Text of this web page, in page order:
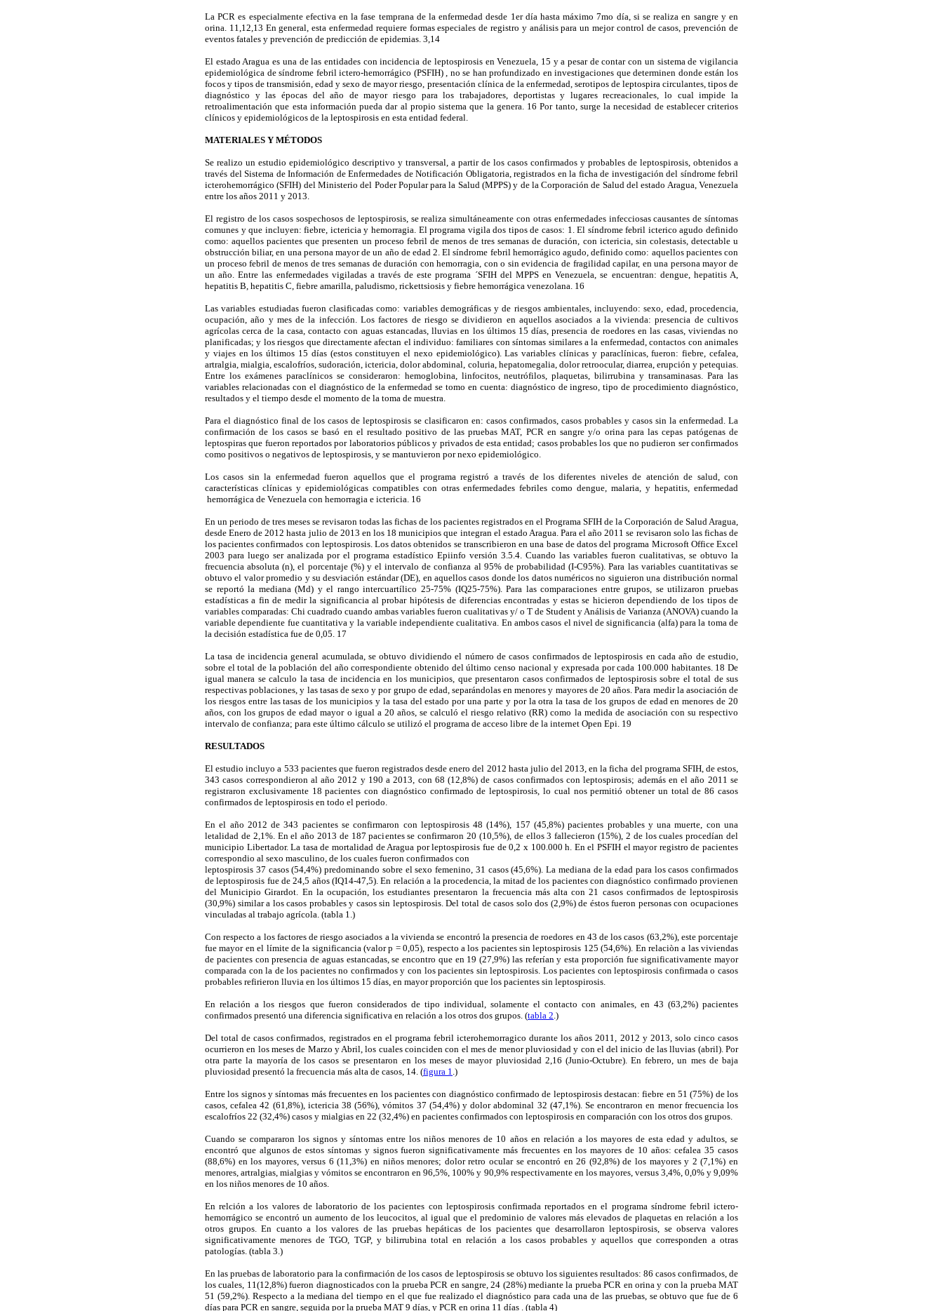
La PCR es especialmente efectiva en la fase temprana de la enfermedad desde 1er día hasta máximo 7mo día, si se realiza en sangre y en
orina. 11,12,13 En general, esta enfermedad requiere formas especiales de registro y análisis para un mejor control de casos, prevención de
eventos fatales y prevención de predicción de epidemias. 3,14
El estado Aragua es una de las entidades con incidencia de leptospirosis en Venezuela, 15 y a pesar de contar con un sistema de vigilancia
epidemiológica de síndrome febril ictero-hemorrágico (PSFIH) , no se han profundizado en investigaciones que determinen donde están los
focos y tipos de transmisión, edad y sexo de mayor riesgo, presentación clínica de la enfermedad, serotipos de leptospira circulantes, tipos de
diagnóstico y las épocas del año de mayor riesgo para los trabajadores, deportistas y lugares recreacionales, lo cual impide la
retroalimentación que esta información pueda dar al propio sistema que la genera. 16 Por tanto, surge la necesidad de establecer criterios
clínicos y epidemiológicos de la leptospirosis en esta entidad federal.
MATERIALES Y MÉTODOS
Se realizo un estudio epidemiológico descriptivo y transversal, a partir de los casos confirmados y probables de leptospirosis, obtenidos a
través del Sistema de Información de Enfermedades de Notificación Obligatoria, registrados en la ficha de investigación del síndrome febril
icterohemorrágico (SFIH) del Ministerio del Poder Popular para la Salud (MPPS) y de la Corporación de Salud del estado Aragua, Venezuela
entre los años 2011 y 2013.
El registro de los casos sospechosos de leptospirosis, se realiza simultáneamente con otras enfermedades infecciosas causantes de síntomas
comunes y que incluyen: fiebre, ictericia y hemorragia. El programa vigila dos tipos de casos: 1. El síndrome febril icterico agudo definido
como: aquellos pacientes que presenten un proceso febril de menos de tres semanas de duración, con ictericia, sin colestasis, detectable u
obstrucción biliar, en una persona mayor de un año de edad 2. El síndrome febril hemorrágico agudo, definido como: aquellos pacientes con
un proceso febril de menos de tres semanas de duración con hemorragia, con o sin evidencia de fragilidad capilar, en una persona mayor de
un año. Entre las enfermedades vigiladas a través de este programa ´SFIH del MPPS en Venezuela, se encuentran: dengue, hepatitis A,
hepatitis B, hepatitis C, fiebre amarilla, paludismo, rickettsiosis y fiebre hemorrágica venezolana. 16
Las variables estudiadas fueron clasificadas como: variables demográficas y de riesgos ambientales, incluyendo: sexo, edad, procedencia,
ocupación, año y mes de la infección. Los factores de riesgo se dividieron en aquellos asociados a la vivienda: presencia de cultivos
agrícolas cerca de la casa, contacto con aguas estancadas, lluvias en los últimos 15 días, presencia de roedores en las casas, viviendas no
planificadas; y los riesgos que directamente afectan el individuo: familiares con síntomas similares a la enfermedad, contactos con animales
y viajes en los últimos 15 días (estos constituyen el nexo epidemiológico). Las variables clínicas y paraclínicas, fueron: fiebre, cefalea,
artralgia, mialgia, escalofríos, sudoración, ictericia, dolor abdominal, coluria, hepatomegalia, dolor retroocular, diarrea, erupción y petequias.
Entre los exámenes paraclínicos se consideraron: hemoglobina, linfocitos, neutrófilos, plaquetas, bilirrubina y transaminasas. Para las
variables relacionadas con el diagnóstico de la enfermedad se tomo en cuenta: diagnóstico de ingreso, tipo de procedimiento diagnóstico,
resultados y el tiempo desde el momento de la toma de muestra.
Para el diagnóstico final de los casos de leptospirosis se clasificaron en: casos confirmados, casos probables y casos sin la enfermedad. La
confirmación de los casos se basó en el resultado positivo de las pruebas MAT, PCR en sangre y/o orina para las cepas patógenas de
leptospiras que fueron reportados por laboratorios públicos y privados de esta entidad; casos probables los que no pudieron ser confirmados
como positivos o negativos de leptospirosis, y se mantuvieron por nexo epidemiológico.
Los casos sin la enfermedad fueron aquellos que el programa registró a través de los diferentes niveles de atención de salud, con
características clínicas y epidemiológicas compatibles con otras enfermedades febriles como dengue, malaria, y hepatitis, enfermedad
hemorrágica de Venezuela con hemorragia e ictericia. 16
En un periodo de tres meses se revisaron todas las fichas de los pacientes registrados en el Programa SFIH de la Corporación de Salud Aragua,
desde Enero de 2012 hasta julio de 2013 en los 18 municipios que integran el estado Aragua. Para el año 2011 se revisaron solo las fichas de
los pacientes confirmados con leptospirosis. Los datos obtenidos se transcribieron en una base de datos del programa Microsoft Office Excel
2003 para luego ser analizada por el programa estadístico Epiinfo versión 3.5.4. Cuando las variables fueron cualitativas, se obtuvo la
frecuencia absoluta (n), el porcentaje (%) y el intervalo de confianza al 95% de probabilidad (I-C95%). Para las variables cuantitativas se
obtuvo el valor promedio y su desviación estándar (DE), en aquellos casos donde los datos numéricos no siguieron una distribución normal
se reportó la mediana (Md) y el rango intercuartílico 25-75% (IQ25-75%). Para las comparaciones entre grupos, se utilizaron pruebas
estadísticas a fin de medir la significancia al probar hipótesis de diferencias encontradas y estas se hicieron dependiendo de los tipos de
variables comparadas: Chi cuadrado cuando ambas variables fueron cualitativas y/ o T de Student y Análisis de Varianza (ANOVA) cuando la
variable dependiente fue cuantitativa y la variable independiente cualitativa. En ambos casos el nivel de significancia (alfa) para la toma de
la decisión estadística fue de 0,05. 17
La tasa de incidencia general acumulada, se obtuvo dividiendo el número de casos confirmados de leptospirosis en cada año de estudio,
sobre el total de la población del año correspondiente obtenido del último censo nacional y expresada por cada 100.000 habitantes. 18 De
igual manera se calculo la tasa de incidencia en los municipios, que presentaron casos confirmados de leptospirosis sobre el total de sus
respectivas poblaciones, y las tasas de sexo y por grupo de edad, separándolas en menores y mayores de 20 años. Para medir la asociación de
los riesgos entre las tasas de los municipios y la tasa del estado por una parte y por la otra la tasa de los grupos de edad en menores de 20
años, con los grupos de edad mayor o igual a 20 años, se calculó el riesgo relativo (RR) como la medida de asociación con su respectivo
intervalo de confianza; para este último cálculo se utilizó el programa de acceso libre de la internet Open Epi. 19
RESULTADOS
El estudio incluyo a 533 pacientes que fueron registrados desde enero del 2012 hasta julio del 2013, en la ficha del programa SFIH, de estos,
343 casos correspondieron al año 2012 y 190 a 2013, con 68 (12,8%) de casos confirmados con leptospirosis; además en el año 2011 se
registraron exclusivamente 18 pacientes con diagnóstico confirmado de leptospirosis, lo cual nos permitió obtener un total de 86 casos
confirmados de leptospirosis en todo el periodo.
En el año 2012 de 343 pacientes se confirmaron con leptospirosis 48 (14%), 157 (45,8%) pacientes probables y una muerte, con una
letalidad de 2,1%. En el año 2013 de 187 pacientes se confirmaron 20 (10,5%), de ellos 3 fallecieron (15%), 2 de los cuales procedían del
municipio Libertador. La tasa de mortalidad de Aragua por leptospirosis fue de 0,2 x 100.000 h. En el PSFIH el mayor registro de pacientes
correspondio al sexo masculino, de los cuales fueron confirmados con
leptospirosis 37 casos (54,4%) predominando sobre el sexo femenino, 31 casos (45,6%). La mediana de la edad para los casos confirmados
de leptospirosis fue de 24,5 años (IQ14-47,5). En relación a la procedencia, la mitad de los pacientes con diagnóstico confirmado provienen
del Municipio Girardot. En la ocupación, los estudiantes presentaron la frecuencia más alta con 21 casos confirmados de leptospirosis
(30,9%) similar a los casos probables y casos sin leptospirosis. Del total de casos solo dos (2,9%) de éstos fueron personas con ocupaciones
vinculadas al trabajo agrícola. (tabla 1.)
Con respecto a los factores de riesgo asociados a la vivienda se encontró la presencia de roedores en 43 de los casos (63,2%), este porcentaje
fue mayor en el límite de la significancia (valor p = 0,05), respecto a los pacientes sin leptospirosis 125 (54,6%). En relaciòn a las viviendas
de pacientes con presencia de aguas estancadas, se encontro que en 19 (27,9%) las referían y esta proporción fue significativamente mayor
comparada con la de los pacientes no confirmados y con los pacientes sin leptospirosis. Los pacientes con leptospirosis confirmada o casos
probables refirieron lluvia en los últimos 15 días, en mayor proporción que los pacientes sin leptospirosis.
En relación a los riesgos que fueron considerados de tipo individual, solamente el contacto con animales, en 43 (63,2%) pacientes
confirmados presentó una diferencia significativa en relación a los otros dos grupos. (tabla 2 .)
Del total de casos confirmados, registrados en el programa febril icterohemorragico durante los años 2011, 2012 y 2013, solo cinco casos
ocurrieron en los meses de Marzo y Abril, los cuales coinciden con el mes de menor pluviosidad y con el del inicio de las lluvias (abril). Por
otra parte la mayoría de los casos se presentaron en los meses de mayor pluviosidad 2,16 (Junio-Octubre). En febrero, un mes de baja
pluviosidad presentó la frecuencia más alta de casos, 14. (figura 1 .)
Entre los signos y síntomas más frecuentes en los pacientes con diagnóstico confirmado de leptospirosis destacan: fiebre en 51 (75%) de los
casos, cefalea 42 (61,8%), ictericia 38 (56%), vómitos 37 (54,4%) y dolor abdominal 32 (47,1%). Se encontraron en menor frecuencia los
escalofríos 22 (32,4%) casos y mialgias en 22 (32,4%) en pacientes confirmados con leptospirosis en comparación con los otros dos grupos.
Cuando se compararon los signos y síntomas entre los niños menores de 10 años en relación a los mayores de esta edad y adultos, se
encontró que algunos de estos síntomas y signos fueron significativamente más frecuentes en los mayores de 10 años: cefalea 35 casos
(88,6%) en los mayores, versus 6 (11,3%) en niños menores; dolor retro ocular se encontró en 26 (92,8%) de los mayores y 2 (7,1%) en
menores, artralgias, mialgias y vómitos se encontraron en 96,5%, 100% y 90,9% respectivamente en los mayores, versus 3,4%, 0,0% y 9,09%
en los niños menores de 10 años.
En relción a los valores de laboratorio de los pacientes con leptospirosis confirmada reportados en el programa síndrome febril ictero-
hemorrágico se encontró un aumento de los leucocitos, al igual que el predominio de valores más elevados de plaquetas en relación a los
otros grupos. En cuanto a los valores de las pruebas hepáticas de los pacientes que desarrollaron leptospirosis, se observa valores
significativamente menores de TGO, TGP, y bilirrubina total en relación a los casos probables y aquellos que corresponden a otras
patologías. (tabla 3.)
En las pruebas de laboratorio para la confirmación de los casos de leptospirosis se obtuvo los siguientes resultados: 86 casos confirmados, de
los cuales, 11(12,8%) fueron diagnosticados con la prueba PCR en sangre, 24 (28%) mediante la prueba PCR en orina y con la prueba MAT
51 (59,2%). Respecto a la mediana del tiempo en el que fue realizado el diagnóstico para cada una de las pruebas, se obtuvo que fue de 6
días para PCR en sangre, seguida por la prueba MAT 9 días, y PCR en orina 11 días . (tabla 4)